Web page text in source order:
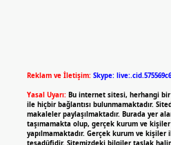
Reklam ve İletişim: Skype:
Yasal Uyarı: Bu internet sitesi, herhangi
ile hiçbir bağlantısı bulunmamaktadır.
makaleler paylaşılmaktadır. Burada yer
taşımamakta olup, gerçek kurum ve kişiler
yapılmamaktadır. Gerçek kurum ve